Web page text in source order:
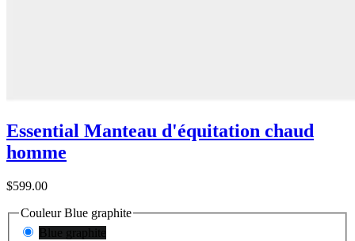
Essential Manteau d'équitation chaud
homme
$599.00
Couleur Blue graphite
Blue graphite